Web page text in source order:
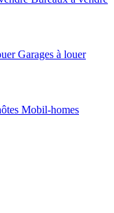
Garages à louer
Mobil-homes